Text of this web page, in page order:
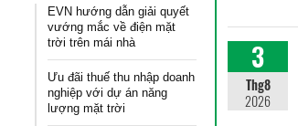
EVN hướng dẫn giải quyết
vướng mắc về điện mặt
trời trên mái nhà
Ưu đãi thuế thu nhập doanh
nghiệp với dự án năng
lượng mặt trời
3
Thg8
2026